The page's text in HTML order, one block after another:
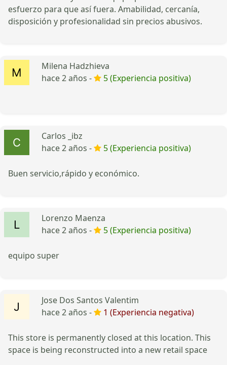
esfuerzo para que así fuera. Amabilidad, cercanía,
disposición y profesionalidad sin precios abusivos.
Milena Hadzhieva
hace 2 años -
5 (Experiencia positiva)
Carlos _ibz
hace 2 años -
5 (Experiencia positiva)
Buen servicio,rápido y económico.
Lorenzo Maenza
hace 2 años -
5 (Experiencia positiva)
equipo super
Jose Dos Santos Valentim
hace 2 años -
1 (Experiencia negativa)
This store is permanently closed at this location. This
space is being reconstructed into a new retail space